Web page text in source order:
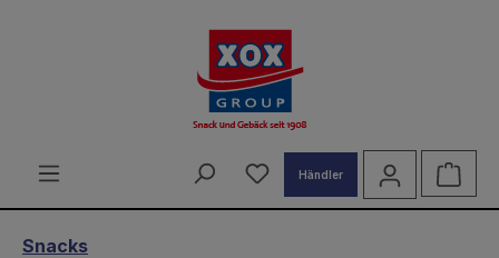
Du hast 0 Produkte auf
Händler
Snacks